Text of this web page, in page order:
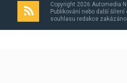
Copyright 2026 Automedia
Publikování nebo další
souhlasu redakce zakázáno.